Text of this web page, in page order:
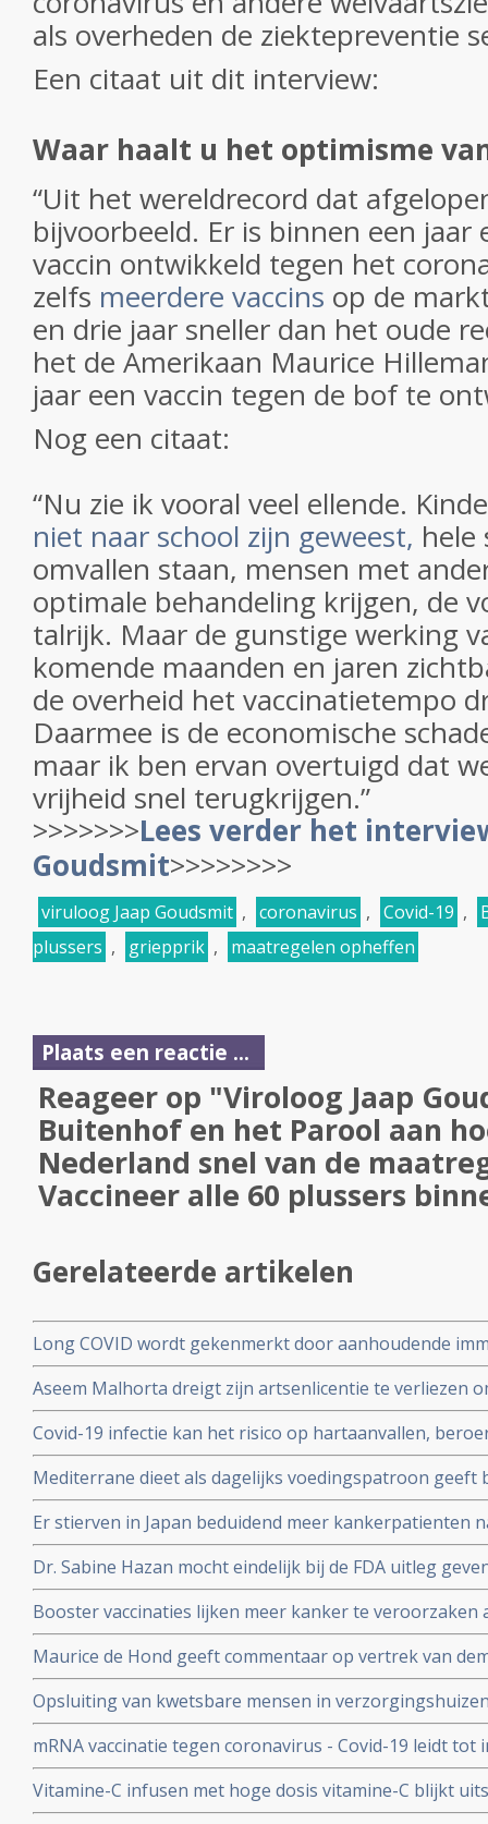
als overheden de ziektepreventie
Een citaat uit dit interview:
Waar haalt u het optimisme
“Uit het wereldrecord dat
bijvoorbeeld. Er is binnen een jaar
vaccin ontwikkeld tegen het
zelfs meerdere vaccins op de
en drie jaar sneller dan het oude
het de Amerikaan Maurice
jaar een vaccin tegen de bof te
Nog een citaat:
“Nu zie ik vooral veel ellende.
niet naar school zijn geweest, hele
omvallen staan, mensen met
optimale behandeling krijgen, de
talrijk. Maar de gunstige werking
komende maanden en jaren
de overheid het vaccinatietempo
Daarmee is de economische
maar ik ben ervan overtuigd dat
vrijheid snel terugkrijgen.”
>>>>>>>Lees verder het
Goudsmit>>>>>>>>
viruloog Jaap Goudsmit , coronavirus , Covid-19 ,
plussers , griepprik , maatregelen opheffen
Plaats een reactie ...
Reageer op "Viroloog Jaap
Buitenhof en het Parool aan
Nederland snel van de
Vaccineer alle 60 plussers
Gerelateerde artikelen
Long COVID wordt gekenmerkt door aanhoudende
cytotoxische CD8+ T-cellen op het SARS-CoV-2 virus
immuunreacties op de herpesvirussen Epstein-Barr-
patienten met aanhoudende Long Covid
Aseem Malhorta dreigt zijn artsenlicentie te verliezen
Covid mRNA vaccins ter discussie stelde in een
jarige leeftijd plotseling overleedt aan een hartaanval
Covid-19 infectie kan het risico op hartaanvallen,
gedurende drie jaar na een infectie verhogen
Mediterrane dieet als dagelijks voedingspatroon geeft
coronavirus - Covid-19 blijkt uit meta analyse van 6
Er stierven in Japan beduidend meer kankerpatienten
vaccinatie in vergelijking met andere jaren
Dr. Sabine Hazan mocht eindelijk bij de FDA uitleg
complementaire middelen en de samenstelling van de
Booster vaccinaties lijken meer kanker te veroorzaken
en waarschuwt voor gebruik van mRNA vaccins als
Maurice de Hond geeft commentaar op vertrek van
Kuipers en verhoor van Fauci in Amerika en weerlegt
genadeloze analyse
Opsluiting van kwetsbare mensen in
de slechtst mogelijke resultaten
mRNA vaccinatie tegen coronavirus - Covid-19 leidt
natuurlijke infectie met Sars-Cov-2 leidt tot langdurige
Vitamine-C infusen met hoge dosis vitamine-C blijkt
besmet met het corona virus (COVID-19) en al met